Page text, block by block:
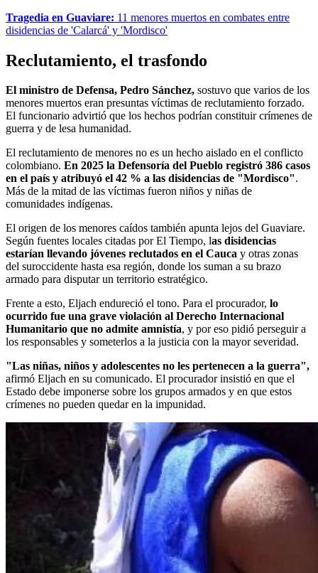
Tragedia en Guaviare: 11 menores muertos en combates entre
disidencias de 'Calarcá' y 'Mordisco'
Reclutamiento, el trasfondo
El ministro de Defensa, Pedro Sánchez, sostuvo que varios de los
menores muertos eran presuntas víctimas de reclutamiento forzado.
El funcionario advirtió que los hechos podrían constituir crímenes de
guerra y de lesa humanidad.
El reclutamiento de menores no es un hecho aislado en el conflicto
colombiano. En 2025 la Defensoría del Pueblo registró 386 casos
en el país y atribuyó el 42 % a las disidencias de "Mordisco".
Más de la mitad de las víctimas fueron niños y niñas de
comunidades indígenas.
El origen de los menores caídos también apunta lejos del Guaviare.
Según fuentes locales citadas por El Tiempo, las disidencias
estarían llevando jóvenes reclutados en el Cauca y otras zonas
del suroccidente hasta esa región, donde los suman a su brazo
armado para disputar un territorio estratégico.
Frente a esto, Eljach endureció el tono. Para el procurador, lo
ocurrido fue una grave violación al Derecho Internacional
Humanitario que no admite amnistía, y por eso pidió perseguir a
los responsables y someterlos a la justicia con la mayor severidad.
"Las niñas, niños y adolescentes no les pertenecen a la guerra",
afirmó Eljach en su comunicado. El procurador insistió en que el
Estado debe imponerse sobre los grupos armados y en que estos
crímenes no pueden quedar en la impunidad.